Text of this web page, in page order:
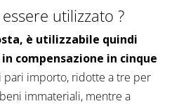
utilizzato ?
è utilizzabile quindi
compensazione in cinque
pari importo, ridotte a tre per
immateriali, mentre a